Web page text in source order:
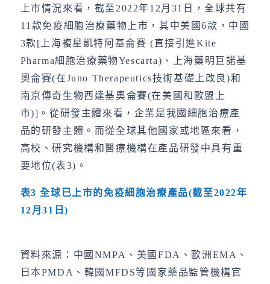
上市情況來看，截至2022年12月31日，全球共有
11款免疫細胞治療藥物上市，其中美國6款，中國
3款[上海複星凱特阿基侖賽 (直接引進Kite
Pharma細胞治療藥物Yescarta)、上海藥明巨諾基
奧侖賽(在Juno Therapeutics技術基礎上改良)和
南京傳奇生物西達基奧侖賽(在美國和歐盟上
市)]。從研發主體來看，企業是我國細胞治療產
品的研發主體。而從全球其他國家或地區來看，
高校、研究機構和醫療機構在產品研發中具有重
要地位(表3)。
表3 全球已上市的免疫細胞治療產品(截至2022年
12月31日)
資料來源：中國NMPA、美國FDA、歐洲EMA、
日本PMDA、韓國MFDS等國家藥品監管機構官